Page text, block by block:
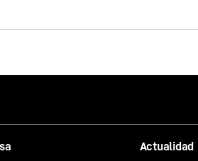
Al cargar este vídeo, sus datos,
y pueden ser almacenados y procesados
Actualidad